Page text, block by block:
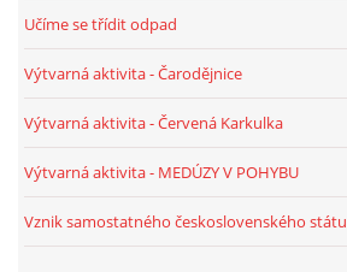
SVATÁ BARBORA 4.12.
MIKULÁŠ, ČERTI
Učíme se třídit odpad
Výtvarná aktivita - Čarodějnice
Výtvarná aktivita - Červená Karkulka
Výtvarná aktivita - MEDÚZY V POHYBU
Vznik samostatného československého státu